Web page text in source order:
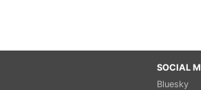
SOCIAL
Bluesky